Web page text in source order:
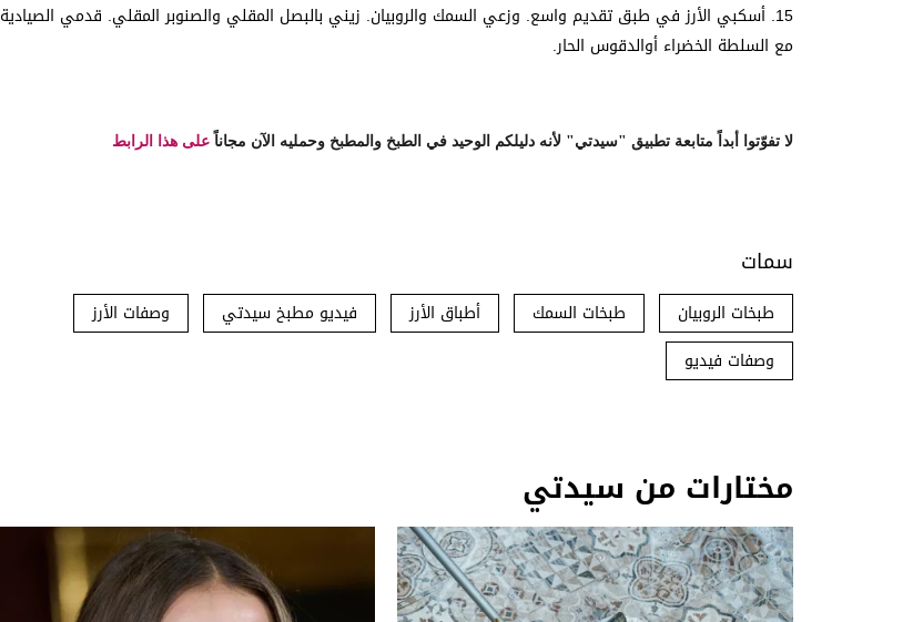
15. أسكبي الأرز في طبق تقديم واسع. وزعي السمك والروبيان. زيني بالبصل المقلي والصنوبر المقلي. قدمي الصيادية
مع السلطة الخضراء أوالدقوس الحار.
لا تفوّتوا أبداً متابعة تطبيق "سيدتي" لأنه دليلكم الوحيد في الطبخ والمطبخ وحمليه الآن مجاناً على هذا الرابط
سمات
طبخات الروبيان طبخات السمك أطباق الأرز فيديو مطبخ سيدتي
وصفات الأرز
وصفات فيديو
مختارات من سيدتي